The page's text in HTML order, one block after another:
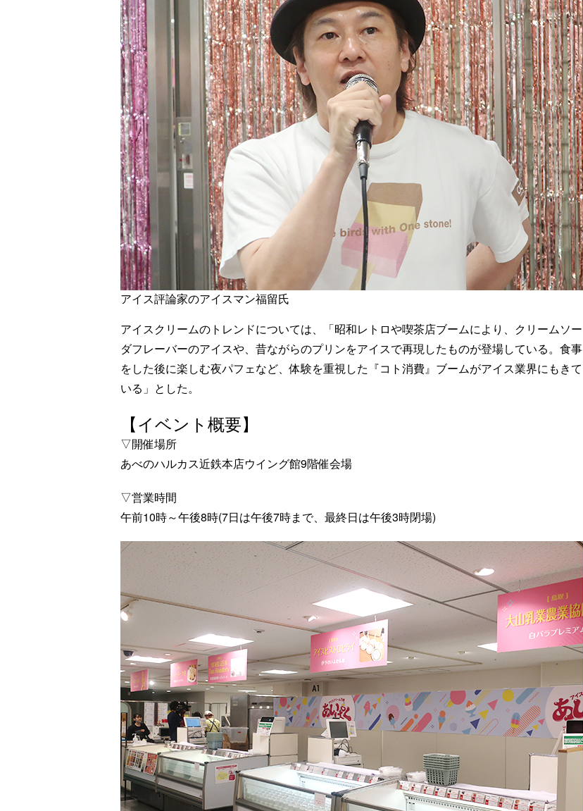
アイス評論家のアイスマン福留氏
アイスクリームのトレンドについては、「昭和レトロや喫茶店ブームにより、クリームソー
ダフレーバーのアイスや、昔ながらのプリンをアイスで再現したものが登場している。食事
をした後に楽しむ夜パフェなど、体験を重視した『コト消費』ブームがアイス業界にもきて
いる」とした。
【イベント概要】
▽開催場所
あべのハルカス近鉄本店ウイング館9階催会場
▽営業時間
午前10時～午後8時(7日は午後7時まで、最終日は午後3時閉場)